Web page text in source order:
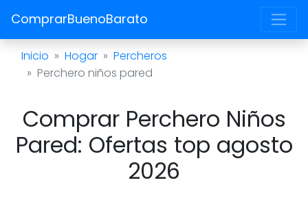
ComprarBuenoBarato
Inicio Hogar
Percheros
Perchero niños pared
Comprar Perchero Niños
Pared: Ofertas top agosto
2026